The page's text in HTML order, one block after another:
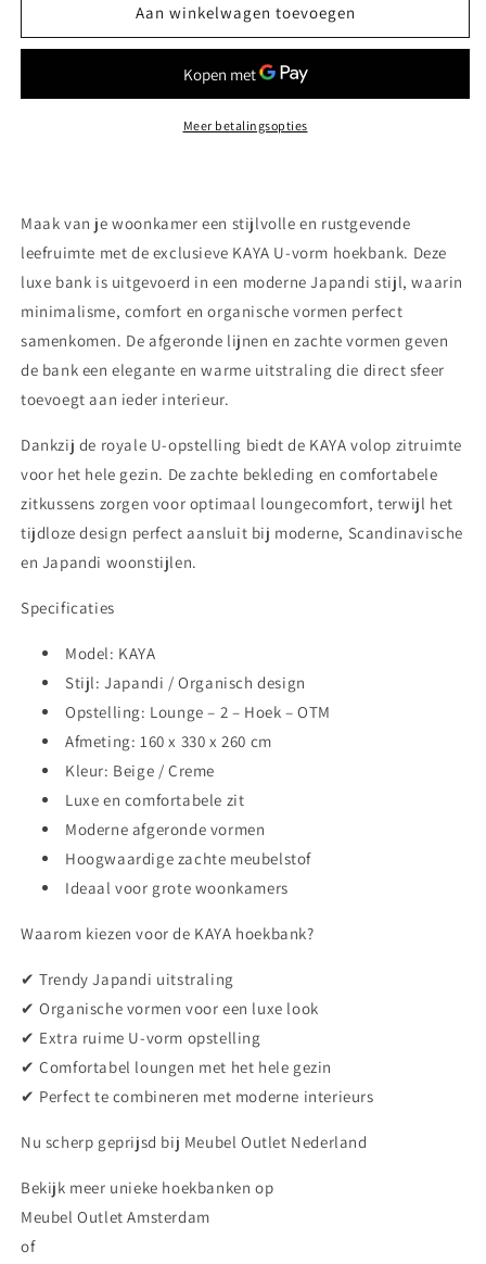
-
vorm
KAYA
-
vorm
Aan winkelwagen toevoegen
Meer betalingsopties
Maak van je woonkamer een stijlvolle en rustgevende
leefruimte met de exclusieve KAYA U-vorm hoekbank. Deze
luxe bank is uitgevoerd in een moderneJapandi stijl, waarin
minimalisme, comfort en organische vormen perfect
samenkomen. De afgeronde lijnen en zachte vormen geven
de bank een elegante en warme uitstraling die direct sfeer
toevoegt aan ieder interieur.
Dankzij de royale U-opstelling biedt de KAYA volop zitruimte
voor het hele gezin. De zachte bekleding en comfortabele
zitkussens zorgen voor optimaal loungecomfort, terwijl het
tijdloze design perfect aansluit bij moderne, Scandinavische
en Japandi woonstijlen.
Specificaties
Model: KAYA
Stijl: Japandi / Organisch design
Opstelling: Lounge – 2 – Hoek – OTM
Afmeting: 160 x 330 x 260 cm
Kleur: Beige / Creme
Luxe en comfortabele zit
Moderne afgeronde vormen
Hoogwaardige zachte meubelstof
Ideaal voor grote woonkamers
Waarom kiezen voor de KAYA hoekbank?
✔ Trendy Japandi uitstraling
✔ Organische vormen voor een luxe look
✔ Extra ruime U-vorm opstelling
✔ Comfortabel loungen met het hele gezin
✔ Perfect te combineren met moderne interieurs
Nu scherp geprijsd bij Meubel Outlet Nederland
Bekijk meer unieke hoekbanken op
Meubel Outlet Amsterdam
of